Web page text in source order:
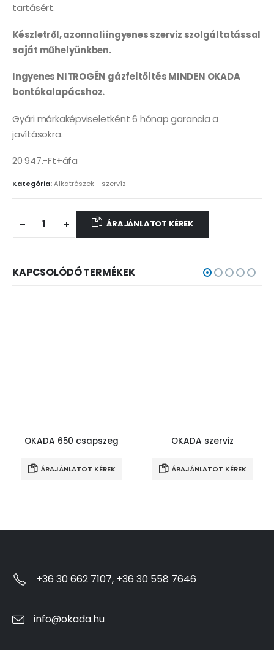
tartásért.
Készletről, azonnali ingyenes szerviz szolgáltatással
saját műhelyünkben.
Ingyenes NITROGÉN gázfeltöltés MINDEN OKADA
bontókalapácshoz.
Gyári márkaképviseletként 6 hónap garancia a
javításokra.
20 947.-Ft+áfa
Kategória:Alkatrészek - szervíz
ÁRAJÁNLATOT KÉREK
KAPCSOLÓDÓ TERMÉKEK
OKADA 650 csapszeg
ÁRAJÁNLATOT KÉREK
OKADA szerviz
ÁRAJÁNLATOT KÉREK
+36 30 662 7107, +36 30 558 7646
info@okada.hu